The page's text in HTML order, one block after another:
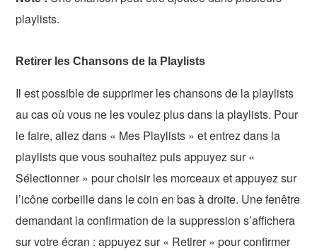
playlists.
Retirer les Chansons de la Playlists
Il est possible de supprimer les chansons de la playlists
au cas où vous ne les voulez plus dans la playlists. Pour
le faire, allez dans « Mes Playlists » et entrez dans la
playlists que vous souhaitez puis appuyez sur «
Sélectionner » pour choisir les morceaux et appuyez sur
l’icône corbeille dans le coin en bas à droite. Une fenêtre
demandant la confirmation de la suppression s’affichera
sur votre écran : appuyez sur « Retirer » pour confirmer